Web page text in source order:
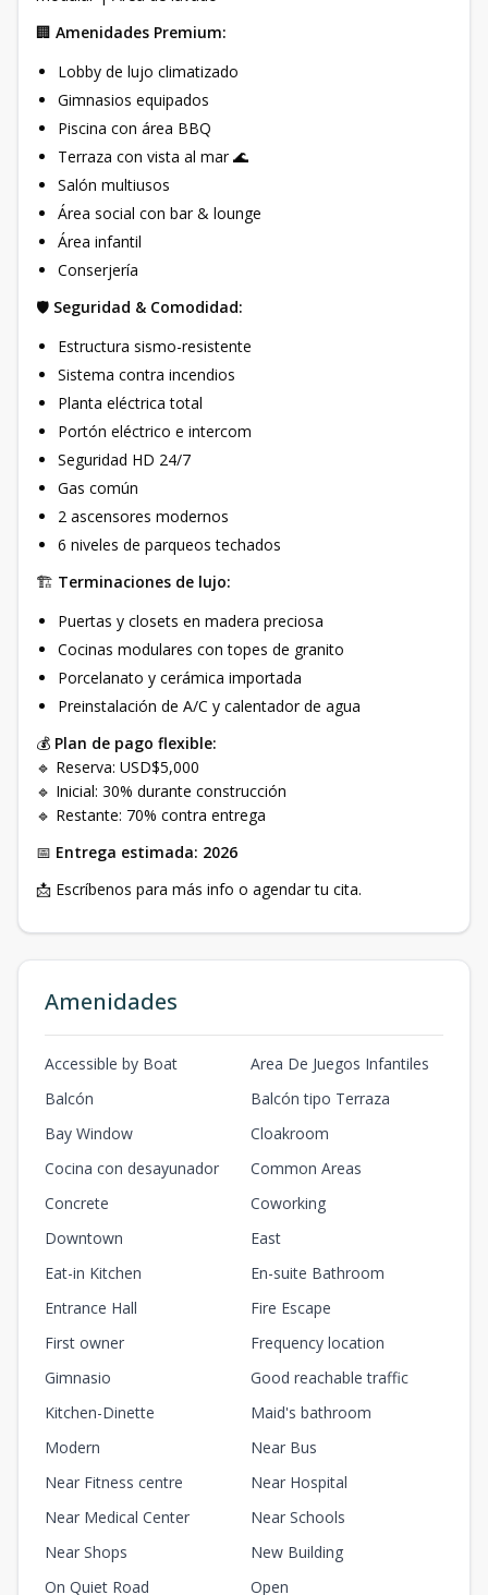
🏢 Amenidades Premium:
Lobby de lujo climatizado
Gimnasios equipados
Piscina con área BBQ
Terraza con vista al mar 🌊
Salón multiusos
Área social con bar & lounge
Área infantil
Conserjería
🛡️ Seguridad & Comodidad:
Estructura sismo-resistente
Sistema contra incendios
Planta eléctrica total
Portón eléctrico e intercom
Seguridad HD 24/7
Gas común
2 ascensores modernos
6 niveles de parqueos techados
🏗️ Terminaciones de lujo:
Puertas y closets en madera preciosa
Cocinas modulares con topes de granito
Porcelanato y cerámica importada
Preinstalación de A/C y calentador de agua
💰 Plan de pago flexible:
🔹 Reserva: USD$5,000
🔹 Inicial: 30% durante construcción
🔹 Restante: 70% contra entrega
📅 Entrega estimada: 2026
📩 Escríbenos para más info o agendar tu cita.
Amenidades
Accessible by Boat
Area De Juegos Infantiles
Balcón
Balcón tipo Terraza
Bay Window
Cloakroom
Cocina con desayunador
Common Areas
Concrete
Coworking
Downtown
East
Eat-in Kitchen
En-suite Bathroom
Entrance Hall
Fire Escape
First owner
Frequency location
Gimnasio
Good reachable traffic
Kitchen-Dinette
Maid's bathroom
Modern
Near Bus
Near Fitness centre
Near Hospital
Near Medical Center
Near Schools
Near Shops
New Building
On Quiet Road
Open